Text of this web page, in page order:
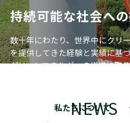
持続可能な社会へ
数十年にわたり、世界中にクリ
を提供してきた経験と実績に基
グリーンエネルギーの推進に取
私たちについて
NEWS